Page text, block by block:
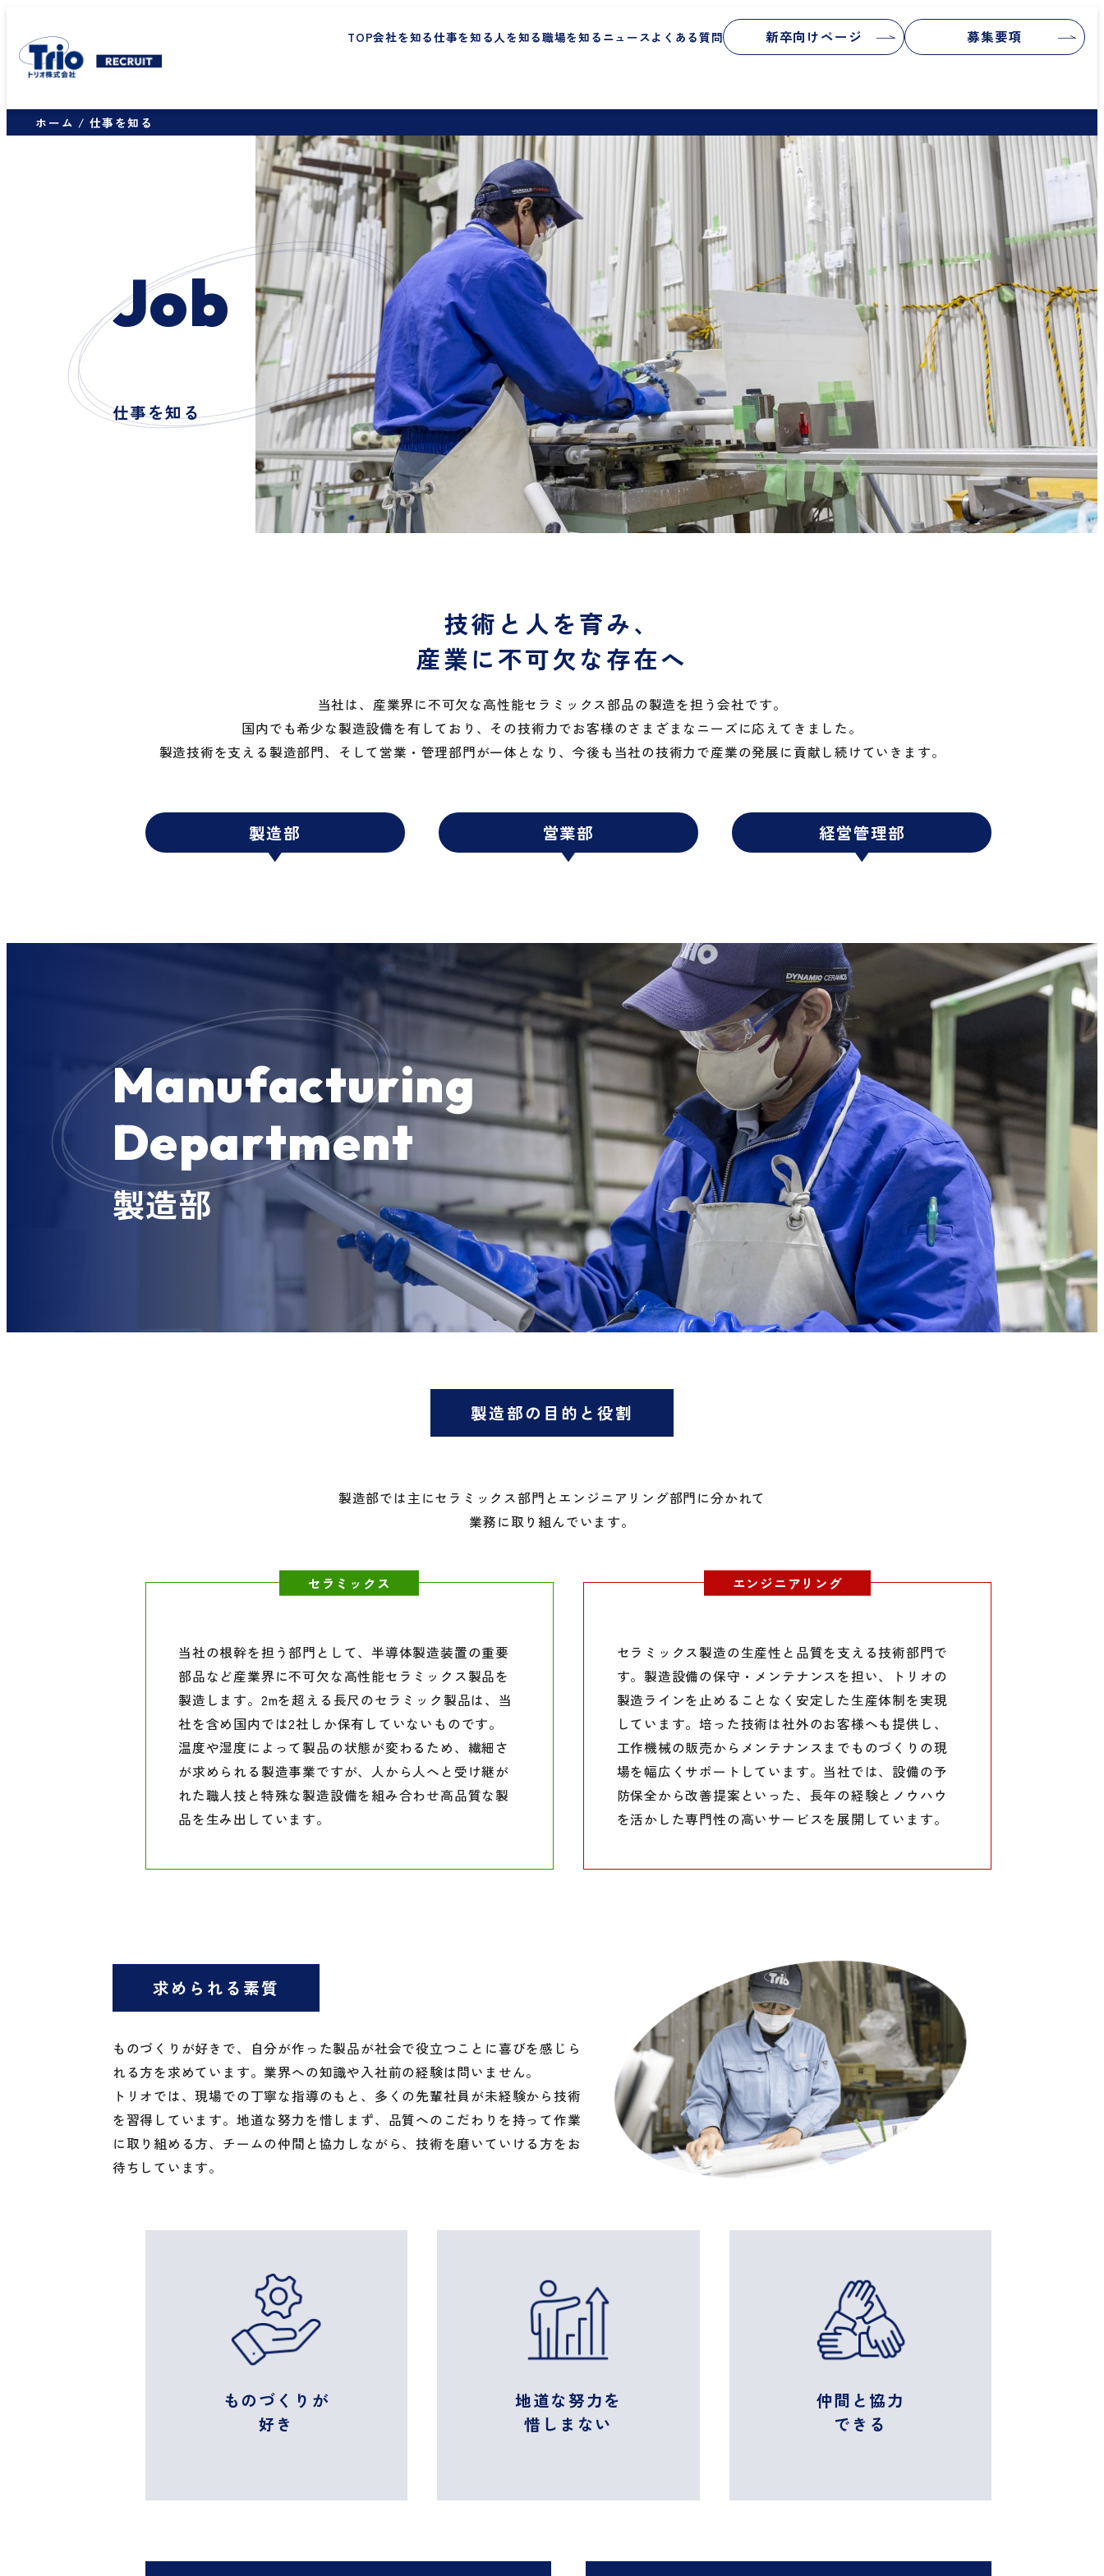
TOP会社を知る仕事を知る人を知る職場を知る ニュースよくある質問 新卒向けページ 募集要項
ホーム 仕事を知る
Job
仕事を知る
技術と人を育み、
産業に不可欠な存在へ
当社は、産業界に不可欠な高性能セラミックス部品の製造を担う会社です。
国内でも希少な製造設備を有しており、その技術力でお客様のさまざまなニーズに応えてきました。
製造技術を支える製造部門、そして営業・管理部門が一体となり、今後も当社の技術力で産業の発展に貢献し続けていきます。
製造部 営業部 経営管理部
Manufacturing
Department
製造部
製造部の目的と役割
製造部では主にセラミックス部門とエンジニアリング部門に分かれて
業務に取り組んでいます。
セラミックス
当社の根幹を担う部門として、半導体製造装置の重要
部品など産業界に不可欠な高性能セラミックス製品を
製造します。2mを超える長尺のセラミック製品は、当
社を含め国内では2社しか保有していないものです。
温度や湿度によって製品の状態が変わるため、繊細さ
が求められる製造事業ですが、人から人へと受け継が
れた職人技と特殊な製造設備を組み合わせ高品質な製
品を生み出しています。
エンジニアリング
セラミックス製造の生産性と品質を支える技術部門で
す。製造設備の保守・メンテナンスを担い、トリオの
製造ラインを止めることなく安定した生産体制を実現
しています。培った技術は社外のお客様へも提供し、
工作機械の販売からメンテナンスまでものづくりの現
場を幅広くサポートしています。当社では、設備の予
防保全から改善提案といった、長年の経験とノウハウ
を活かした専門性の高いサービスを展開しています。
求められる素質
ものづくりが好きで、自分が作った製品が社会で役立つことに喜びを感じら
れる方を求めています。業界への知識や入社前の経験は問いません。
トリオでは、現場での丁寧な指導のもと、多くの先輩社員が未経験から技術
を習得しています。地道な努力を惜しまず、品質へのこだわりを持って作業
に取り組める方、チームの仲間と協力しながら、技術を磨いていける方をお
待ちしています。
ものづくりが
好き
地道な努力を
惜しまない
仲間と協力
できる